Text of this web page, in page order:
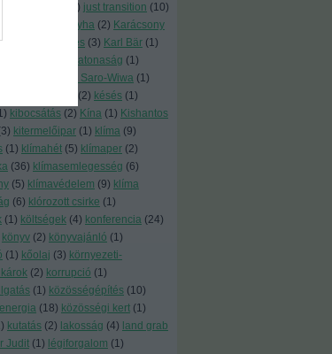
) just transition (10)
kályha (2) Karácsony
karbonsemleges (3) Karl Bär (1)
katonaság (1)
Ken Saro-Wiwa (1)
(2) késés (1)
) kibocsátás (2) Kína (1) Kishantos
3) kitermelőipar (1) klíma (9)
(1) klímahét (5) klímaper (2)
(36) klímasemlegesség (6)
(5) klímavédelem (9) klíma
(6) klórozott csirke (1)
(1) költségek (4) konferencia (24)
könyv (2) könyvajánló (1)
(1) kőolaj (3) környezeti-
(2) korrupció (1)
(1) közösségépítés (10)
(18) közösségi kert (1)
) kutatás (2) lakosság (4) land grab
Judit (1) légiforgalom (1)